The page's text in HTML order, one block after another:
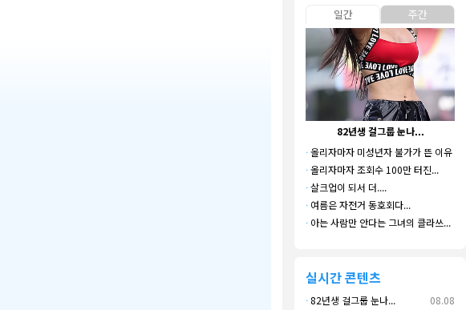
일간 주간
82년생 걸그룹 눈나...
·올리자마자 미성년자 불가가 뜬 이유
·올리자마자 조회수 100만 터진...
·살크업이 되서 더....
· 여름은 자전거 동호회다...
· 아는 사람만 안다는 그녀의 클라쓰...
실시간 콘텐츠
08.08
· 82년생 걸그룹 눈나...